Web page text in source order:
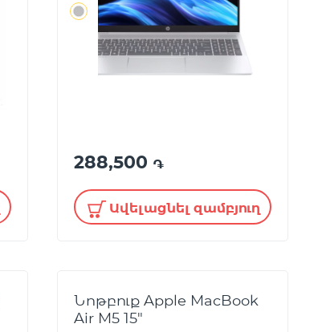
288,500 ֏
Ավելացնել զամբյուղ
Նոթբուք Apple MacBook
Air M5 15"